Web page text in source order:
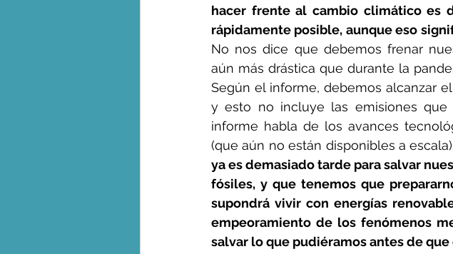
hacer frente al cambio climático es
No nos dice que debemos frenar
aún más drástica que durante la
Según el informe, debemos alcanzar
y esto no incluye las emisiones
informe habla de los avances
(que aún no están disponibles a
ya es demasiado tarde para salvar
fósiles, y que tenemos que
supondrá vivir con energías
empeoramiento de los fenómenos
salvar lo que pudiéramos antes de que